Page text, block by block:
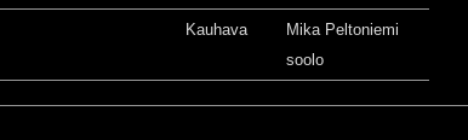
Kauhava
Mika Peltoniemi
soolo